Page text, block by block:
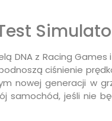
DNA z Racing
ciśnienie
nowej generacji w
samochód, jeśli nie